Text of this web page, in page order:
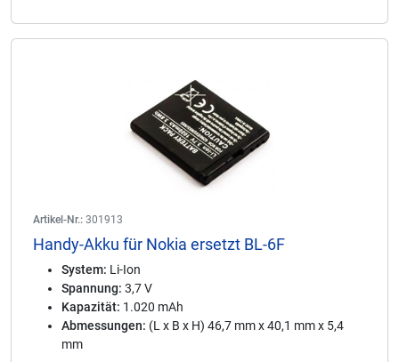
Artikel-Nr.: 301913
Handy-Akku für Nokia ersetzt BL-6F
System: Li-Ion
Spannung: 3,7 V
Kapazität: 1.020 mAh
Abmessungen: (L x B x H) 46,7 mm x 40,1 mm x 5,4
mm